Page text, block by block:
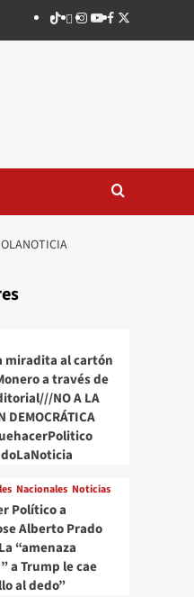
TikTok
threads
Instagram
Youtube
Facebook
X
miradita al cartón
a través de
NO A LA
DEMOCRÁTICA
Nacionales Noticias
Político a
Alberto Prado
“amenaza
a Trump le cae
al dedo”